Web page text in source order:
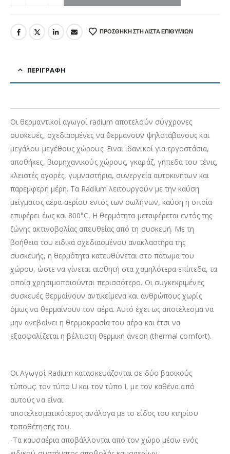
ΠΡΟΣΘΉΚΗ ΣΤΗ ΛΊΣΤΑ ΕΠΙΘΥΜΙΏΝ
ΠΕΡΙΓΡΑΦΉ
Οι θερμαντικοί αγωγοί radium αποτελούν σύγχρονες
συσκευές, σχεδιασμένες να θερμάνουν ψηλοτάβανους και
μεγάλου μεγέθους χώρους. Ειναι ιδανικοί για εργοστάσια,
αποθήκες, βιομηχανικούς χώρους, γκαράζ, γήπεδα του τένις,
κλειστές αγορές, γυμναστήρια, συνεργεία αυτοκινήτων και
παρεμφερή μέρη. Τα Radium λειτουργούν με την καύση
μείγματος αέρα-αερίου εντός των σωλήνων, καύση η οποία
επιφέρει έως και 800°C. Η θερμότητα μεταφέρεται εντός της
ζώνης ακτινοβολίας απευθείας από τη συσκευή. Με τη
βοήθεια του ειδικά σχεδιασμένου ανακλαστήρα της
συσκευής, η θερμότητα κατευθύνεται στο πάτωμα του
χώρου, ώστε να γίνεται αισθητή στα χαμηλότερα επίπεδα, τα
οποία χρησιμοποιούνται περισσότερο. Οι συγκεκριμένες
συσκευές θερμαίνουν αντικείμενα και ανθρώπους χωρίς
όμως να θερμαίνουν τον αέρα. Αυτό έχει ως αποτέλεσμα να
μην ανεβαίνει η θερμοκρασία του αέρα και έτσι να
εξασφαλίζεται η βέλτιστη θερμική άνεση (thermal comfort).
Οι Αγωγοί Radium κατασκευάζονται σε δύο βασικούς
τύπους: τον τύπο U και τον τύπο Ι, με τον καθένα από
αυτούς να είναι
αποτελεσματικότερος ανάλογα με το είδος του κτηρίου
τοποθέτησής του.
-Τα καυσαέρια αποβάλλονται από τον χώρο μέσω ενός